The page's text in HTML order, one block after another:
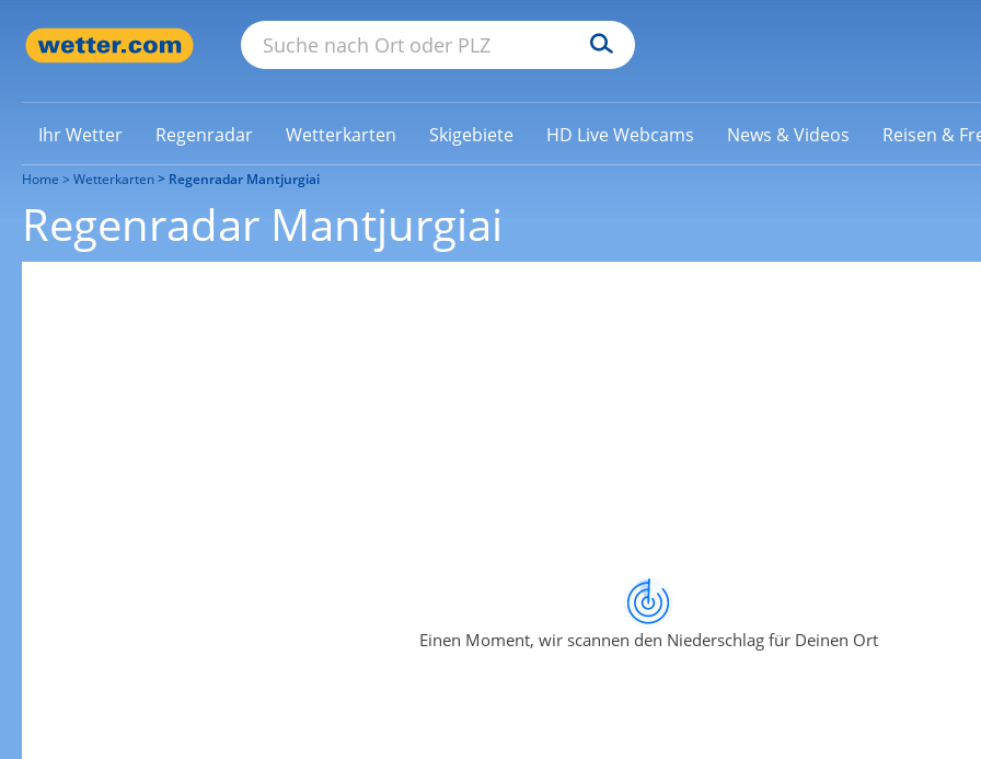
Ihr Wetter Regenradar Wetterkarten Skigebiete HD Live Webcams News & Videos Reisen &
Home Wetterkarten Regenradar Mantjurgiai
Regenradar Mantjurgiai
Einen Moment, wir scannen den Niederschlag für Deinen Ort